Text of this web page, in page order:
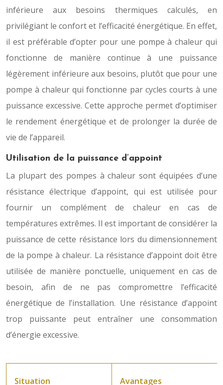
inférieure aux besoins thermiques calculés, en
privilégiant le confort et l’efficacité énergétique. En effet,
il est préférable d’opter pour une pompe à chaleur qui
fonctionne de manière continue à une puissance
légèrement inférieure aux besoins, plutôt que pour une
pompe à chaleur qui fonctionne par cycles courts à une
puissance excessive. Cette approche permet d’optimiser
le rendement énergétique et de prolonger la durée de
vie de l’appareil.
Utilisation de la puissance d’appoint
La plupart des pompes à chaleur sont équipées d’une
résistance électrique d’appoint, qui est utilisée pour
fournir un complément de chaleur en cas de
températures extrêmes. Il est important de considérer la
puissance de cette résistance lors du dimensionnement
de la pompe à chaleur. La résistance d’appoint doit être
utilisée de manière ponctuelle, uniquement en cas de
besoin, afin de ne pas compromettre l’efficacité
énergétique de l’installation. Une résistance d’appoint
trop puissante peut entraîner une consommation
d’énergie excessive.
Situation Avantages